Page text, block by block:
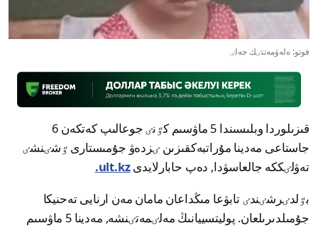
فوتو: ەلەۋمەتتٸك جەلٸ
قىزىلوردا وبلىسىندا 5 ماۋسىم كٷنٸ جوعالىپ كەتكەن 6
جاستاعى مەدينا مۇراتبەكقىزىن ٸزدەۋ جۇمىستارى ٷشٸنشٸ
تەۋلٸككە جالعاسۋدا, دەپ حابارلايدىult.kz.
بٷلدٸرشٸندٸ تابۋعا مىڭداعان مامان مەن ارنايى تەحنيكا
جۇمىلدىرىلعان. پوليتسييانىڭ مەلٸمەتٸنشە, مەدينا 5 ماۋسىم